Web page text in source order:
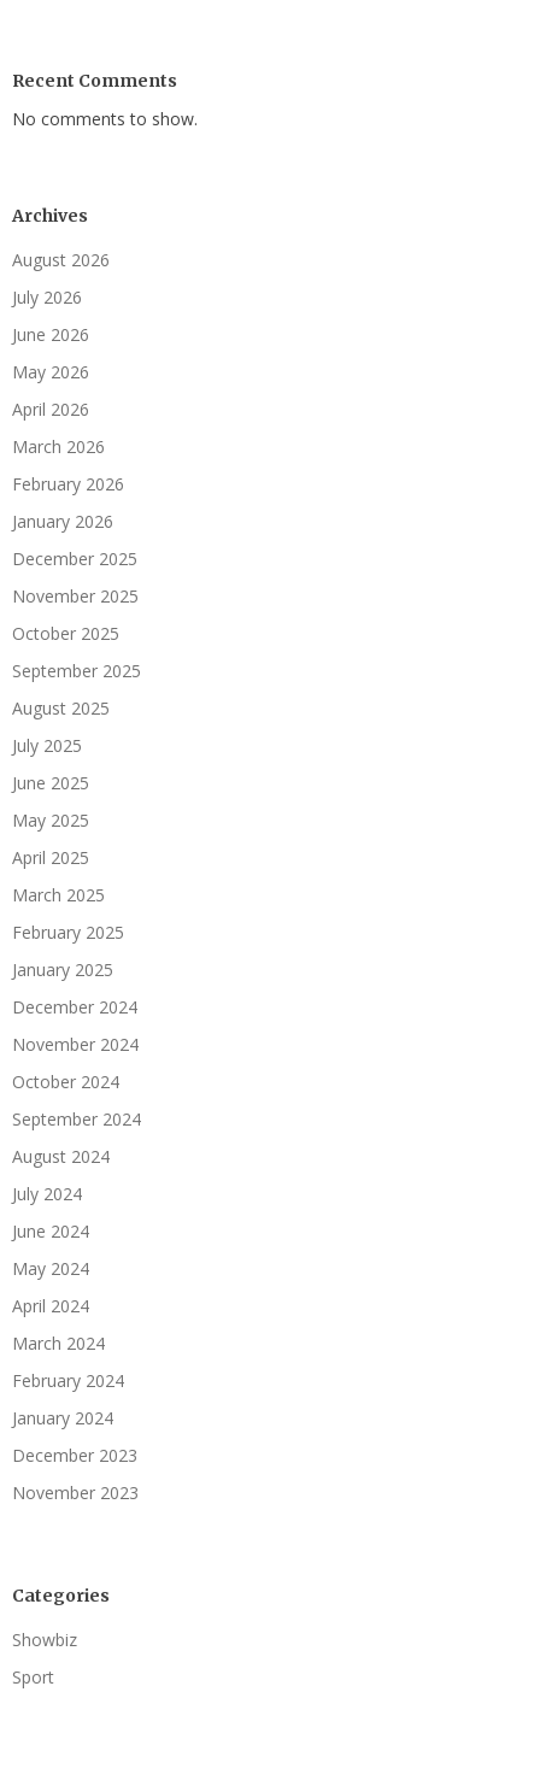
Recent Comments
No comments to show.
Archives
August 2026
July 2026
June 2026
May 2026
April 2026
March 2026
February 2026
January 2026
December 2025
November 2025
October 2025
September 2025
August 2025
July 2025
June 2025
May 2025
April 2025
March 2025
February 2025
January 2025
December 2024
November 2024
October 2024
September 2024
August 2024
July 2024
June 2024
May 2024
April 2024
March 2024
February 2024
January 2024
December 2023
November 2023
Categories
Showbiz
Sport